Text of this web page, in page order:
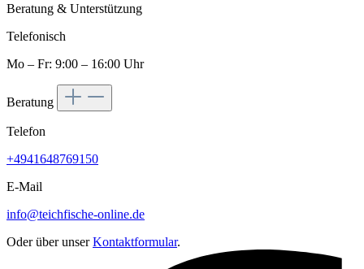
Beratung & Unterstützung
Telefonisch
Mo – Fr: 9:00 – 16:00 Uhr
Beratung
Telefon
+4941648769150
E-Mail
info@teichfische-online.de
Oder über unserKontaktformular.